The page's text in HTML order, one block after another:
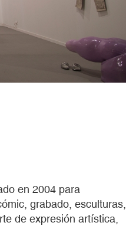
en 2004 para
grabado, esculturas,
de expresión artística,